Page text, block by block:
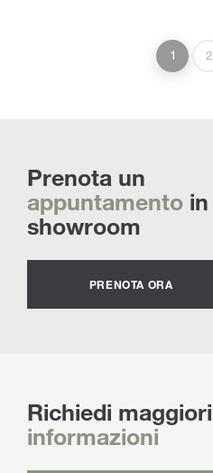
1 2
Prenota un
appuntamento in
showroom
PRENOTA ORA
Richiedi maggiori
informazioni